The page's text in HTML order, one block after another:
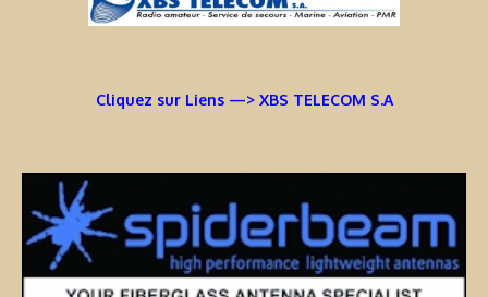
Cliquez sur Liens —> XBS TELECOM S.A